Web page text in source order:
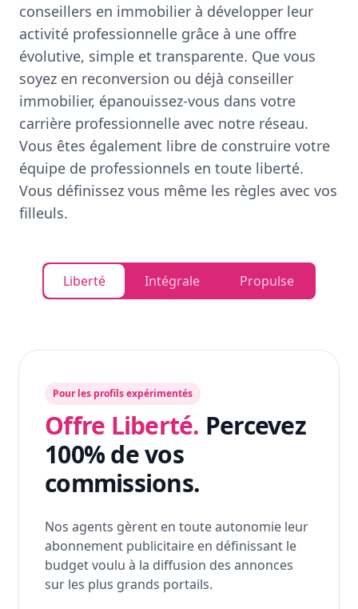
conseillers en immobilier à développer leur
activité professionnelle grâce à une offre
évolutive, simple et transparente. Que vous
soyez en reconversion ou déjà conseiller
immobilier, épanouissez-vous dans votre
carrière professionnelle avec notre réseau.
Vous êtes également libre de construire votre
équipe de professionnels en toute liberté.
Vous définissez vous même les règles avec vos
filleuls.
Liberté Intégrale Propulse
Pour les profils expérimentés
Offre Liberté. Percevez
100% de vos
commissions.
Nos agents gèrent en toute autonomie leur
abonnement publicitaire en définissant le
budget voulu à la diffusion des annonces
sur les plus grands portails.